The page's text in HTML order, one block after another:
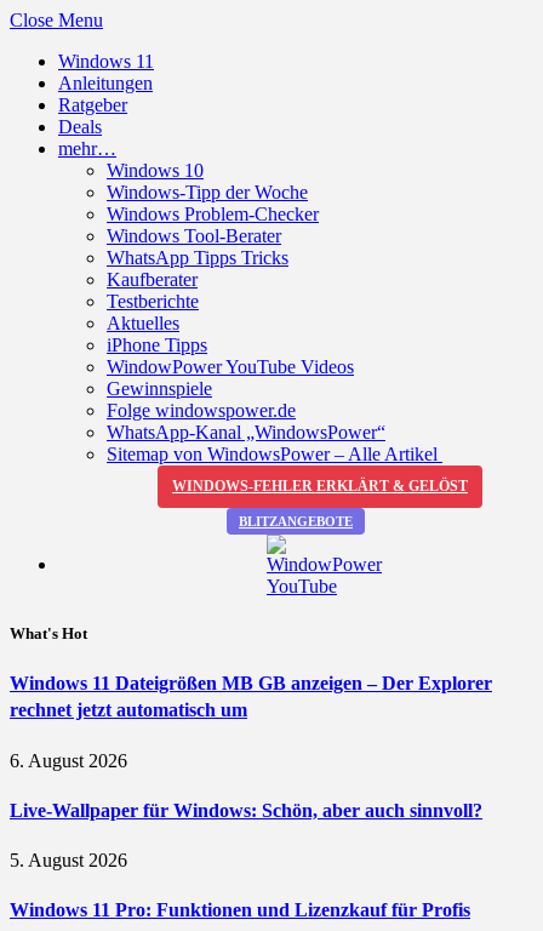
Close Menu
Windows 11
Anleitungen
Ratgeber
Deals
mehr…
Windows 10
Windows-Tipp der Woche
Windows Problem-Checker
Windows Tool-Berater
WhatsApp Tipps Tricks
Kaufberater
Testberichte
Aktuelles
iPhone Tipps
WindowPower YouTube Videos
Gewinnspiele
Folge windowspower.de
WhatsApp-Kanal „WindowsPower“
Sitemap von WindowsPower – Alle Artikel
WINDOWS-FEHLER ERKLÄRT & GELÖST
BLITZANGEBOTE
What's Hot
Windows 11 Dateigrößen MB GB anzeigen – Der Explorer
rechnet jetzt automatisch um
6. August 2026
Live-Wallpaper für Windows: Schön, aber auch sinnvoll?
5. August 2026
Windows 11 Pro: Funktionen und Lizenzkauf für Profis